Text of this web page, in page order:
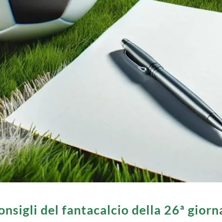
del fantacalcio della 26ª